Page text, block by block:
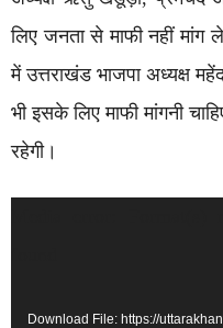
लिए जनता से माफी नहीं मांग
में उत्तराखंड भाजपा अध्यक्ष
भी इसके लिए माफी मांगनी
रहेगी।
Download File: https://